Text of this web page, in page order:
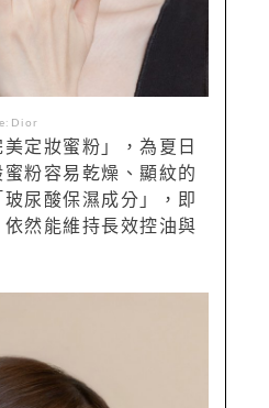
定妝蜜粉」，為夏日
粉容易乾燥、顯紋的
尿酸保濕成分」，即
然能維持長效控油與